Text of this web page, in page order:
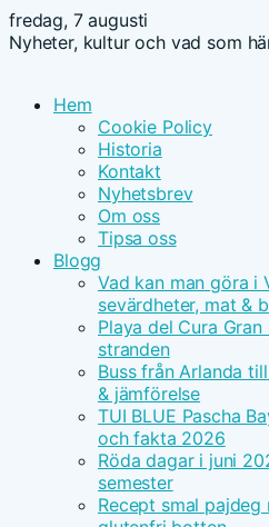
fredag, 7 augusti
Nyheter, kultur och vad som
Hem
Cookie Policy
Historia
Kontakt
Nyhetsbrev
Om oss
Tipsa oss
Blogg
Vad kan man göra i
sevärdheter, mat &
Playa del Cura
stranden
Buss från Arlanda
& jämförelse
TUI BLUE Pascha
och fakta 2026
Röda dagar i juni
semester
Recept smal